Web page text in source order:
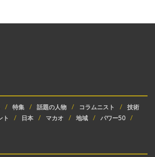
特集 話題の人物 コラムニスト
技術
ト 日本 マカオ 地域 パワー50